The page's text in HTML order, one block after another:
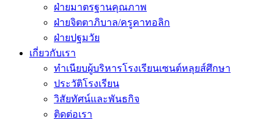
ฝ่ายมาตรฐานคุณภาพ
ฝ่ายจิตตาภิบาล/ครูคาทอลิก
ฝ่ายปฐมวัย
เกี่ยวกับเรา
ทำเนียบผู้บริหารโรงเรียนเซนต์หลุยส์ศึกษา
ประวัติโรงเรียน
วิสัยทัศน์และพันธกิจ
ติดต่อเรา